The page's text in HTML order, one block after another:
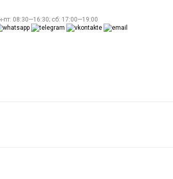
пт: 08:30—16:30; сб: 17:00—19:00